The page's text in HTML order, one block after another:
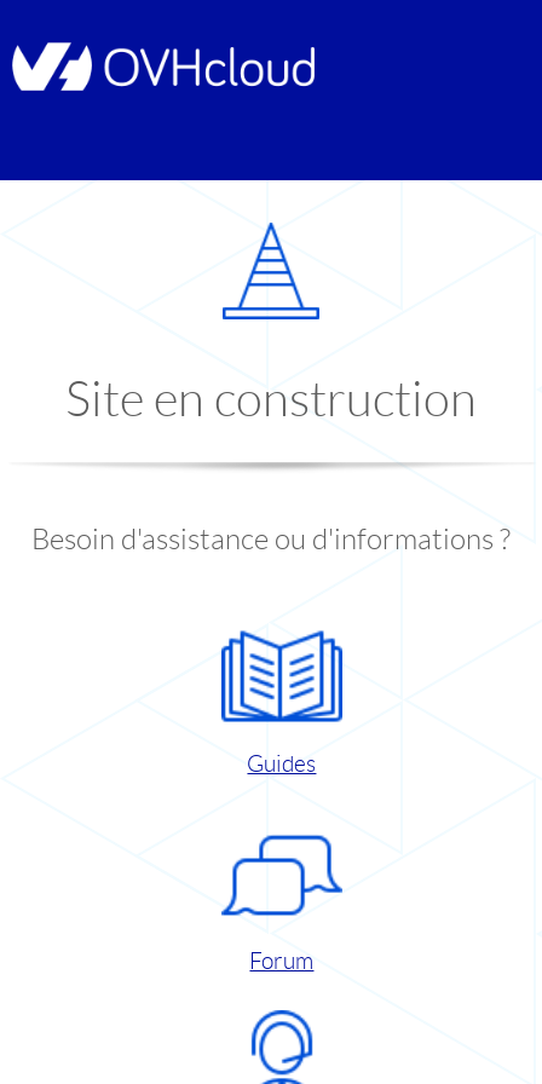
Site en construction
Besoin d'assistance ou d'informations ?
Guides
Forum